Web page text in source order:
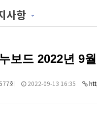
사항
보드 2022년 9
회 2022-09-13 16:35